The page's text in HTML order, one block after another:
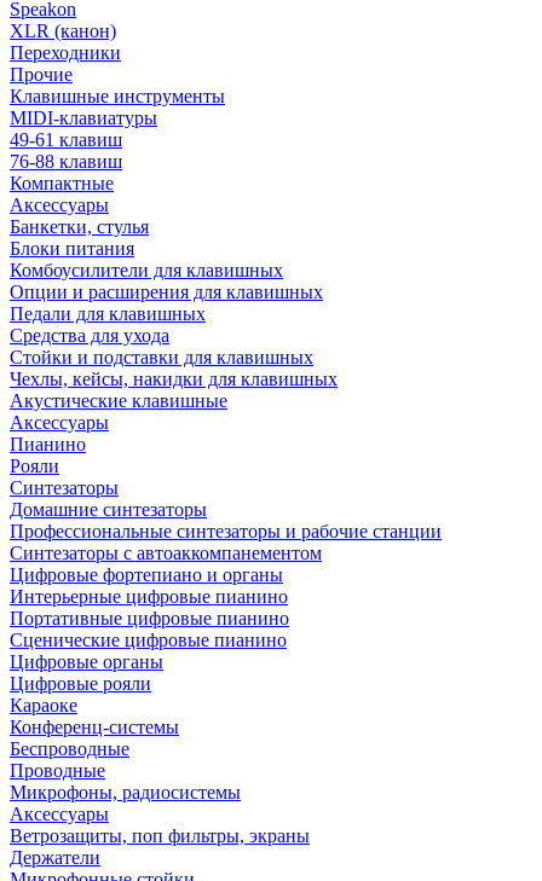
Speakon
XLR (канон)
Переходники
Прочие
Клавишные инструменты
MIDI-клавиатуры
49-61 клавиш
76-88 клавиш
Компактные
Аксессуары
Банкетки, стулья
Блоки питания
Комбоусилители для клавишных
Опции и расширения для клавишных
Педали для клавишных
Средства для ухода
Стойки и подставки для клавишных
Чехлы, кейсы, накидки для клавишных
Акустические клавишные
Аксессуары
Пианино
Рояли
Синтезаторы
Домашние синтезаторы
Профессиональные синтезаторы и рабочие станции
Синтезаторы с автоаккомпанементом
Цифровые фортепиано и органы
Интерьерные цифровые пианино
Портативные цифровые пианино
Сценические цифровые пианино
Цифровые органы
Цифровые рояли
Караоке
Конференц-системы
Беспроводные
Проводные
Микрофоны, радиосистемы
Аксессуары
Ветрозащиты, поп фильтры, экраны
Держатели